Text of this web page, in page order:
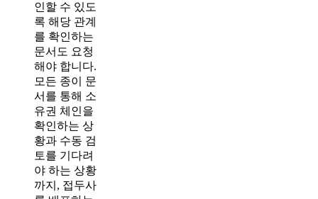
인할 수 있도
록 해당 관계
를 확인하는
문서도 요청
해야 합니다.
모든 종이 문
서를 통해 소
유권 체인을
확인하는 상
황과 수동 검
토를 기다려
야 하는 상황
까지, 접두사